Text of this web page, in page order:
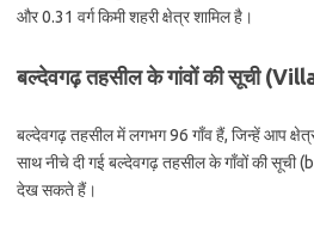
और 0.31 वर्ग किमी शहरी क्षेत्र शामिल है।
बल्देवगढ़ तहसील के गांवों की सूची
बल्देवगढ़ तहसील में लगभग 96 गाँव हैं, जिन्हें आप
साथ नीचे दी गई बल्देवगढ़ तहसील के गाँवों की
देख सकते हैं।